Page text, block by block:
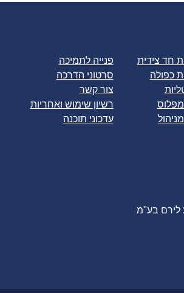
חד צידית
כפולה
פנייה לתמיכה
סרטוני הדרכה
צור קשר
רשיון שימוש ואחריות
עדכוני תוכנה